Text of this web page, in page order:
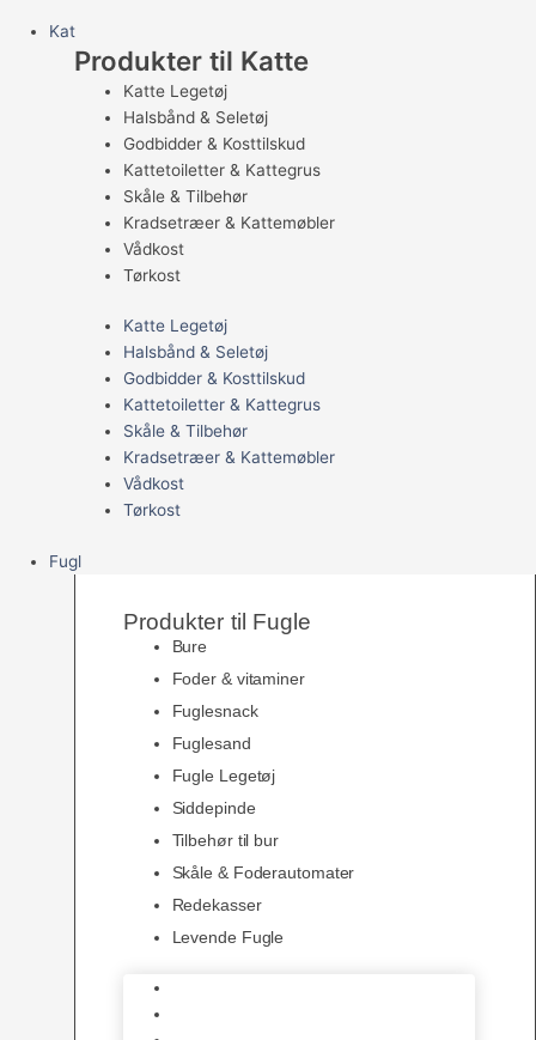
Kat
Produkter til Katte
Katte Legetøj
Halsbånd & Seletøj
Godbidder & Kosttilskud
Kattetoiletter & Kattegrus
Skåle & Tilbehør
Kradsetræer & Kattemøbler
Vådkost
Tørkost
Katte Legetøj
Halsbånd & Seletøj
Godbidder & Kosttilskud
Kattetoiletter & Kattegrus
Skåle & Tilbehør
Kradsetræer & Kattemøbler
Vådkost
Tørkost
Fugl
Produkter til Fugle
Bure
Foder & vitaminer
Fuglesnack
Fuglesand
Fugle Legetøj
Siddepinde
Tilbehør til bur
Skåle & Foderautomater
Redekasser
Levende Fugle